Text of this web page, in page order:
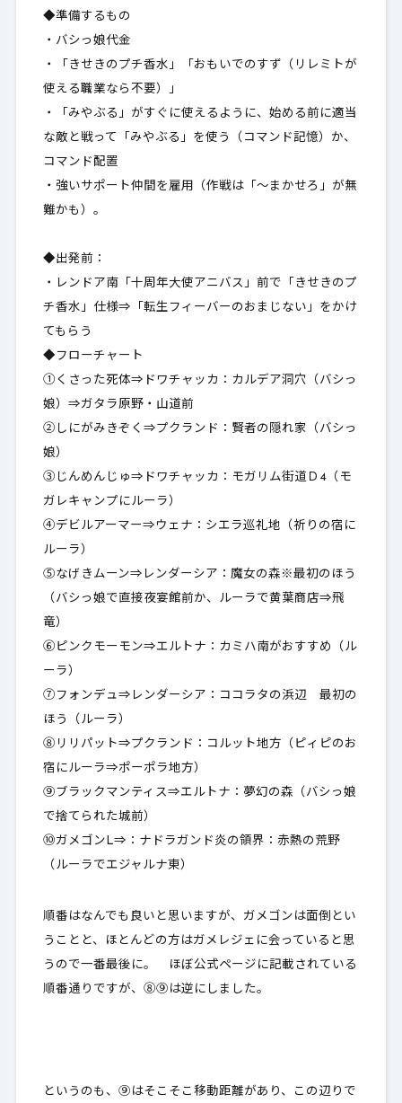
◆準備するもの
・バシっ娘代金
・「きせきのプチ香水」「おもいでのすず（リレミトが
使える職業なら不要）」
・「みやぶる」がすぐに使えるように、始める前に適当
な敵と戦って「みやぶる」を使う（コマンド記憶）か、
コマンド配置
・強いサポート仲間を雇用（作戦は「～まかせろ」が無
難かも）。
◆出発前：
・レンドア南「十周年大使アニバス」前で「きせきのプ
チ香水」仕様⇒「転生フィーバーのおまじない」をかけ
てもらう
◆フローチャート
①くさった死体⇒ドワチャッカ：カルデア洞穴（バシっ
娘）⇒ガタラ原野・山道前
②しにがみきぞく⇒プクランド：賢者の隠れ家（バシっ
娘）
③じんめんじゅ⇒ドワチャッカ：モガリム街道Ｄ4（モ
ガレキャンプにルーラ）
④デビルアーマー⇒ウェナ：シエラ巡礼地（祈りの宿に
ルーラ）
⑤なげきムーン⇒レンダーシア：魔女の森※最初のほう
（バシっ娘で直接夜宴館前か、ルーラで黄葉商店⇒飛
竜）
⑥ピンクモーモン⇒エルトナ：カミハ南がおすすめ（ル
ーラ）
⑦フォンデュ⇒レンダーシア：ココラタの浜辺 最初の
ほう（ルーラ）
⑧リリパット⇒プクランド：コルット地方（ピィピのお
宿にルーラ⇒ポーポラ地方）
⑨ブラックマンティス⇒エルトナ：夢幻の森（バシっ娘
で捨てられた城前）
⑩ガメゴンL⇒：ナドラガンド炎の領界：赤熱の荒野
（ルーラでエジャルナ東）
順番はなんでも良いと思いますが、ガメゴンは面倒とい
うことと、ほとんどの方はガメレジェに会っていると思
うので一番最後に。 ほぼ公式ページに記載されている
順番通りですが、⑧⑨は逆にしました。
というのも、⑨はそこそこ移動距離があり、この辺りで